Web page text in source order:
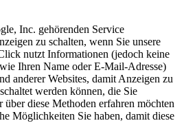
Inc. gehörenden Service
zu schalten, wenn Sie unsere
nutzt Informationen (jedoch keine
Ihren Name oder E-Mail-Adresse)
anderer Websites, damit Anzeigen zu
werden können, die Sie
über diese Methoden erfahren möchten
Möglichkeiten Sie haben, damit diese